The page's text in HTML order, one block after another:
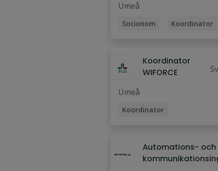
Umeå
Socionom
Koordinator
Biståndshandläggare
Koordinator
WIFORCE
Umeå
Koordinator
Automations- och